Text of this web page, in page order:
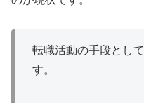
転職活動の手段とし
す。